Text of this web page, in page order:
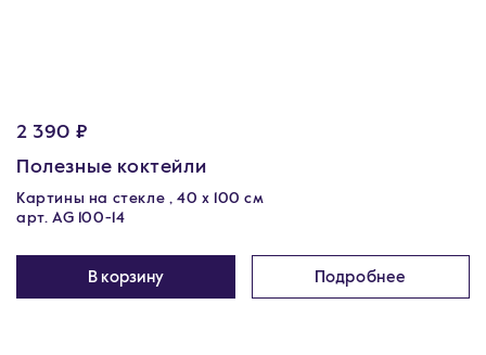
2 390 ₽
Полезные коктейли
Картины на стекле , 40 x 100 см
арт. AG 100-14
В корзину Подробнее